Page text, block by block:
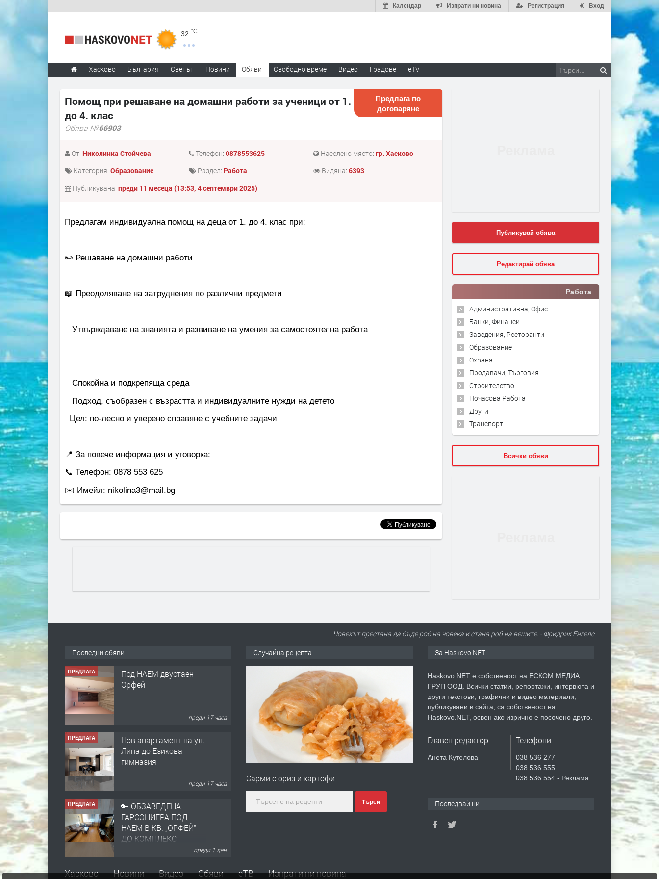
Вход
Регистрация
Изпрати ни новина
Календар
32 °C
Хасково България Светът Новини Обяви Свободно време Видео Градове eTV
Предлага по
договаряне
Помощ при решаване на домашни работи за ученици от 1.
до 4. клас
Обява №66903
От: Николинка Стойчева Телефон:0878553625 Населено място: гр. Хасково
Категория: Образование Раздел: Работа Видяна: 6393
Публикувана: преди 11 месеца (13:53, 4 септември 2025)
Предлагам индивидуална помощ на деца от 1. до 4. клас при:
✏️ Решаване на домашни работи
📖 Преодоляване на затруднения по различни предмети
Утвърждаване на знанията и развиване на умения за самостоятелна работа
Спокойна и подкрепяща среда
Подход, съобразен с възрастта и индивидуалните нужди на детето
Цел: по-лесно и уверено справяне с учебните задачи
📍 За повече информация и уговорка:
📞 Телефон: 0878 553 625
✉️ Имейл: nikolina3@mail.bg
Публикувай обява
Редактирай обява
Работа
Административна, Офис
Банки, Финанси
Заведения, Ресторанти
Образование
Охрана
Продавачи, Търговия
Строителство
Почасова Работа
Други
Транспорт
Всички обяви
Човекът престана да бъде роб на човека и стана роб на вещите. - Фридрих Енгелс
Последни обяви
ПРЕДЛАГА
Под НАЕМ двустаен
Орфей
преди 17 часа
ПРЕДЛАГА
Нов апартамент на ул.
Липа до Езикова
гимназия
преди 17 часа
ПРЕДЛАГА
🔑 ОБЗАВЕДЕНА
ГАРСОНИЕРА ПОД
НАЕМ В КВ. „ОРФЕЙ“ –
ДО КОМПЛЕКС
преди 1 ден
ПРЕДЛАГА
НАПЪЛНО ОБЗАВЕДЕН
Случайна рецепта
Сарми с ориз и картофи
Търси
За Haskovo.NET
Haskovo.NET е собственост на ЕСКОМ МЕДИА
ГРУП ООД. Всички статии, репортажи, интервюта и
други текстови, графични и видео материали,
публикувани в сайта, са собственост на
Haskovo.NET, освен ако изрично е посочено друго.
Главен редактор
Анета Кутелова
Телефони
038 536 277
038 536 555
038 536 554 - Реклама
Последвай ни
Хасково Новини Видео Обяви еТВ Изпрати ни новина